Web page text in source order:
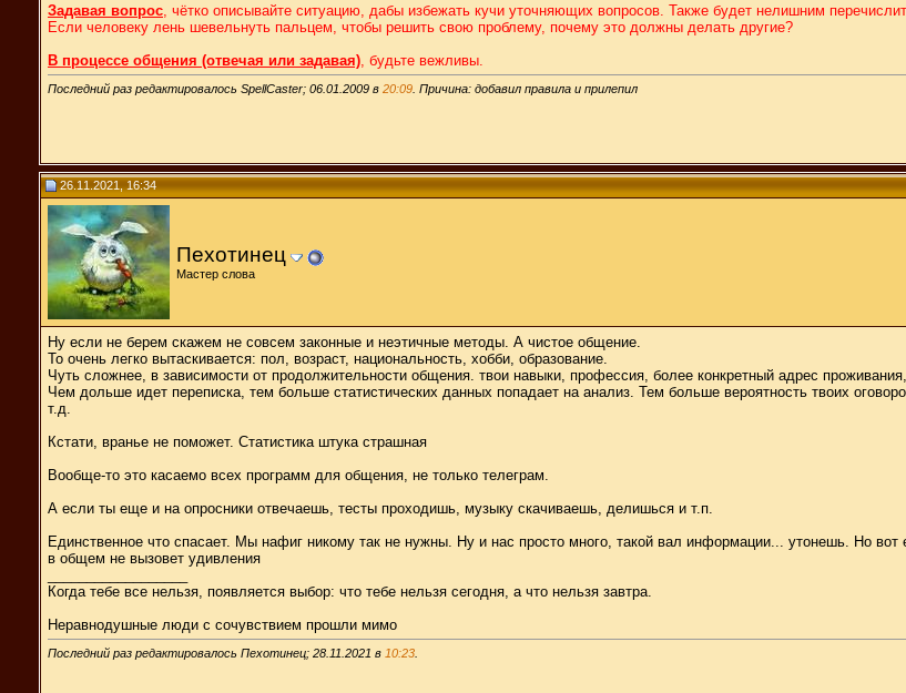
Задавая вопрос , чётко описывайте ситуацию, дабы избежать кучи уточняющих вопросов. Также будет нелишним
Если человеку лень шевельнуть пальцем, чтобы решить свою проблему, почему это должны делать другие?
В процессе общения (отвечая или задавая) , будьте вежливы.
Последний раз редактировалось SpellCaster; 06.01.2009 в 20:09 . Причина: добавил правила и прилепил
26.11.2021, 16:34
Пехотинец
Мастер слова
Ну если не берем скажем не совсем законные и неэтичные методы. А чистое общение.
То очень легко вытаскивается: пол, возраст, национальность, хобби, образование.
Чуть сложнее, в зависимости от продолжительности общения. твои навыки, профессия, более конкретный адрес
Чем дольше идет переписка, тем больше статистических данных попадает на анализ. Тем больше вероятность твоих
т.д.
Кстати, вранье не поможет. Статистика штука страшная
Вообще-то это касаемо всех программ для общения, не только телеграм.
А если ты еще и на опросники отвечаешь, тесты проходишь, музыку скачиваешь, делишься и т.п.
Единственное что спасает. Мы нафиг никому так не нужны. Ну и нас просто много, такой вал информации... утонешь. Но вот
в общем не вызовет удивления
Когда тебе все нельзя, появляется выбор: что тебе нельзя сегодня, а что нельзя завтра.
Неравнодушные люди с сочувствием прошли мимо
Последний раз редактировалось Пехотинец; 28.11.2021 в 10:23